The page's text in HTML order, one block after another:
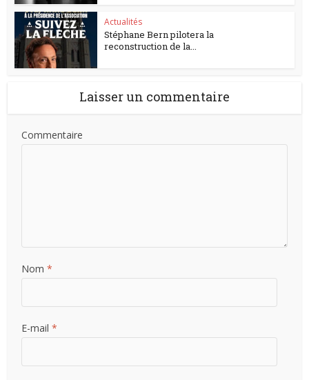
Actualités
Stéphane Bern pilotera la
reconstruction de la...
Laisser un commentaire
Commentaire
Nom*
E-mail*